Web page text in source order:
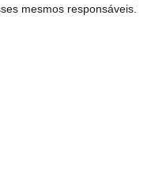
mesmos responsáveis.